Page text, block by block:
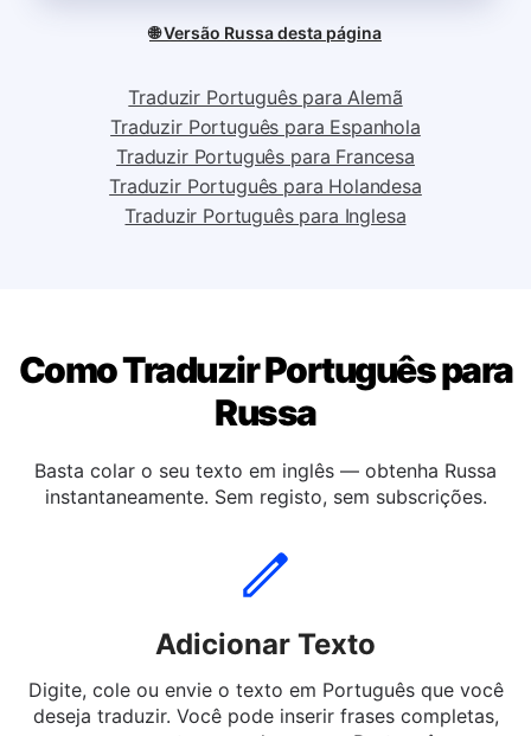
🌐 Versão Russa desta página
Traduzir Português para Alemã
Traduzir Português para Espanhola
Traduzir Português para Francesa
Como Traduzir Português para
Russa
instantaneamente. Sem registo, sem subscrições.
Adicionar Texto